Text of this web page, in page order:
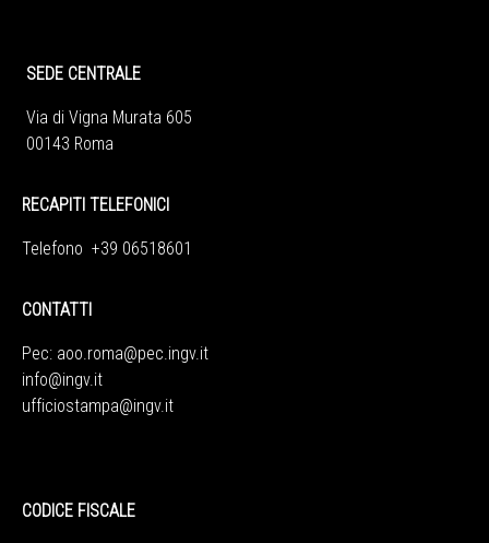
SEDE CENTRALE
Via di Vigna Murata 605
00143 Roma
RECAPITI TELEFONICI
Telefono +39 06518601
CONTATTI
Pec: aoo.roma@pec.ingv.it
info@ingv.it
ufficiostampa@ingv.it
CODICE FISCALE